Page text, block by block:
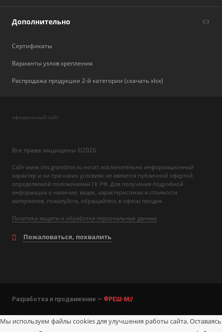
Дополнительно
Сертификаты
Варианты узлов крепления
Распродажа продукции 2-й категории (скачать xlsx)
официальный сайт
Все права защищены ©2026
Сайт www.ims.grandline.ru носит исключительно информационный
характер и ни при каких условиях не является публичной офертой,
определяемой положениями ГК РФ. Для получения подробной
информации о наличии, видах, характеристиках и стоимости
материалов, пожалуйста, обращайтесь в офисы продаж.
Политика защиты и обработки персональных данных
Пожаловаться, похвалить
Разработка и продвижение — ФРЕШ-М//
Мы используем файлы cookies для улучшения работы сайта. Оставаясь